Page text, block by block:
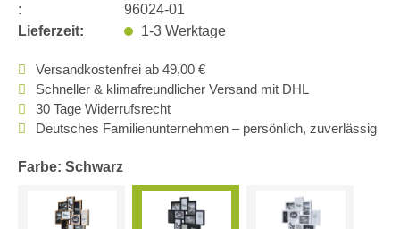
:
96024-01
Lieferzeit:
1-3 Werktage
Versandkostenfrei ab 49,00 €
Schneller & klimafreundlicher Versand mit DHL
30 Tage Widerrufsrecht
Deutsches Familienunternehmen – persönlich, zuverlässig
Farbe: Schwarz